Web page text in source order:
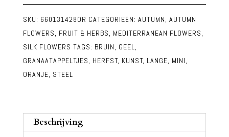
en
Bladgroen
aantal
SKU: 660131428OR CATEGORIEËN: AUTUMN, AUTUMN
FLOWERS, FRUIT & HERBS, MEDITERRANEAN FLOWERS,
SILK FLOWERS TAGS: BRUIN, GEEL,
GRANAATAPPELTJES, HERFST, KUNST, LANGE, MINI,
ORANJE, STEEL
Beschrijving